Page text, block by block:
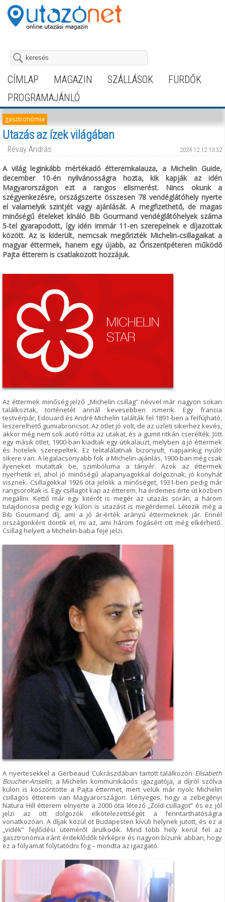
CÍMLAP MAGAZIN SZÁLLÁSOK
FÜRDŐK
PROGRAMAJÁNLÓ
gasztronómia
Utazás az ízek világában
Révay András 2024.12.12 13:52
A világ leginkább mértékadó étteremkalauza, a Michelin Guide,
december 10-én nyilvánosságra hozta, kik kapják az idén
Magyarországon ezt a rangos elismerést. Nincs okunk a
szégyenkezésre, országszerte összesen 78 vendéglátóhely nyerte
el valamelyik szintjét vagy ajánlását. A megfizethető, de magas
minőségű ételeket kínáló Bib Gourmand vendéglátóhelyek száma
5-tel gyarapodott, így idén immár 11-en szerepelnek e díjazottak
között. Az is kiderült, nemcsak megőrizték Michelin-csillagaikat a
magyar éttermek, hanem egy újabb, az Őriszentpéteren működő
Pajta étterem is csatlakozott hozzájuk.
Az éttermek minőség jelző „Michelin csillag” névvel már nagyon sokan
találkoztak, történetét annál kevesebben ismerik. Egy francia
testvérpár, Edouard és André Michelin találták fel 1891-ben a felfújható,
leszerelhető gumiabroncsot. Az ötlet jó volt, de az üzleti sikerhez kevés,
akkor még nem sok autó rótta az utakat, és a gumit ritkán cserélték. Jött
egy másik ötlet, 1900-ban kiadtak egy útikalauzt, melyben a jó éttermek
és hotelek szerepeltek. Ez telitalálatnak bizonyult, napjainkig nyúló
sikere van. A legalacsonyabb fok a Michelin-ajánlás, 1900-ban még csak
ilyeneket mutattak be, szimbóluma a tányér. Azok az éttermek
nyerhetik el, ahol jó minőségű alapanyagokkal dolgoznak, jó konyhát
visznek. Csillagokkal 1926 óta jelölik a minőséget, 1931-ben pedig már
rangsoroltak is. Egy csillagot kap az étterem, ha érdemes érte út közben
megállni. Kettő már egy kitérőt is megér az utazás során, a három
tulajdonosa pedig egy külön is utazást is megérdemel. Létezik még a
Bib Gourmand díj, ami a jó ár-érték arányú éttermeknek jár. Ennél
országonként döntik el, mi az, ami három fogásért ott még elkérhető.
Csillag helyett a Michelin-baba feje jelzi.
A nyertesekkel a Gerbeaud Cukrászdában tartott találkozón Elisabeth
Boucher-Anselin, a Michelin kommunikációs igazgatója, a díjról szólva
külön is köszöntötte a Pajta éttermet, mert velük már nyolc Michelin
csillagos étterem van Magyarországon. Lényeges, hogy a zebegényi
Natura Hill étterem elnyerte a 2000 óta létező „Zöld-csillagot” és ez jól
jelzi az ott dolgozók elkötelezettségét a fenntarthatóságra
vonatkozóan. A díjak közül öt Budapesten kívüli helynek jutott, és ez a
„vidék” fejlődési üteméről árulkodik. Mind több hely kerül fel az
gasztronómia iránt érdeklődők térképre és nagyon bízunk abban, hogy
ez a folyamat folytatódni fog – mondta az igazgató.